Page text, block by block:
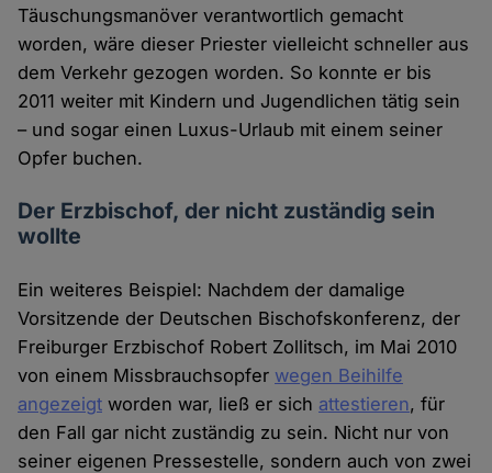
Täuschungsmanöver verantwortlich gemacht
worden, wäre dieser Priester vielleicht schneller aus
dem Verkehr gezogen worden. So konnte er bis
2011 weiter mit Kindern und Jugendlichen tätig sein
– und sogar einen Luxus-Urlaub mit einem seiner
Opfer buchen.
Der Erzbischof, der nicht zuständig sein
wollte
Ein weiteres Beispiel: Nachdem der damalige
Vorsitzende der Deutschen Bischofskonferenz, der
Freiburger Erzbischof Robert Zollitsch, im Mai 2010
von einem Missbrauchsopfer wegen Beihilfe
angezeigt worden war, ließ er sich attestieren, für
den Fall gar nicht zuständig zu sein. Nicht nur von
seiner eigenen Pressestelle, sondern auch von zwei